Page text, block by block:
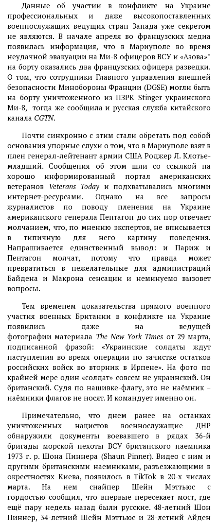
Данные об участии в конфликте на Украине
профессиональных и даже высокопоставленных
военнослужащих ведущих стран Запада уже секретом
не являются. В начале апреля во французских медиа
появилась информация, что в Мариуполе во время
неудачной эвакуации на Ми-8 офицеров ВСУ и «Азова»*
на борту оказались два французских офицера разведки.
О том, что сотрудники Главного управления внешней
безопасности Минобороны Франции (DGSE) могли быть
на борту уничтоженного из ПЗРК Stinger украинского
Ми-8, тогда же сообщила и русская служба китайского
канала CGTN.
Почти синхронно с этим стали обретать под собой
основания упорные слухи о том, что в Мариуполе взят в
плен генерал-лейтенант армии США Роджер Л. Клотье-
младший. Сообщения об этом шли со ссылкой на
хорошо информированный портал американских
ветеранов Veterans Today и подхватывались многими
интернет-ресурсами. Однако на все запросы
журналистов по поводу пленения на Украине
американского генерала Пентагон до сих пор отвечает
молчанием, что, по мнению экспертов, не вписывается
в типичную для него картину поведения.
Напрашивается единственный вывод: и Париж и
Пентагон молчат, потому что правда может
превратиться в нежелательные для администраций
Байдена и Макрона сенсации и неминуемо вызовет
вопросы.
Тем временем доказательства прямого военного
участия военных Британии в конфликте на Украине
появились даже на ведущей
фотографии материала The New York Times от 29 марта,
подписанной фразой: «Украинские солдаты ждут
наступления во время операции по зачистке остатков
российских войск во вторник в Ирпене». На фото по
крайней мере один «солдат» совсем не украинский. Он
британский. Судя по нашивке-флагу, это не наёмник –
наёмники флагов не носят. И командует именно он.
Примечательно, что днем ранее на останках
уничтоженных нацистов военнослужащие ДНР
обнаружили документы воевавшего в рядах 36-й
бригады морской пехоты ВСУ британского наемника
1973 г. р. Шона Пиннера (Shaun Pinner). Видео с ним и
другими британскими наемниками, разъезжающими в
окрестностях Киева, появилось в TikTok в 20-х числах
марта. На нем снайпер Шейн Мэттьюс с
гордостью сообщил, что впервые пересекает мост, где
ещё пару недель назад были русские. 48-летний Шон
Пиннер, 34-летний Шейн Мэттьюс и 28-летний Айден